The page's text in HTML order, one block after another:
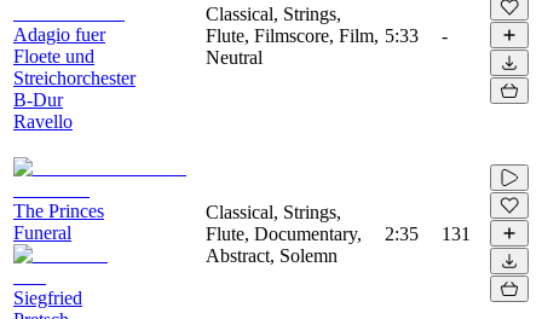
Adagio fuer
Floete und
Streichorchester
B-Dur
Ravello
Classical, Strings,
Flute, Filmscore, Film,
Neutral
5:33 -
The Princes
Funeral
Siegfried
Classical, Strings,
Flute, Documentary,
Abstract, Solemn
2:35 131